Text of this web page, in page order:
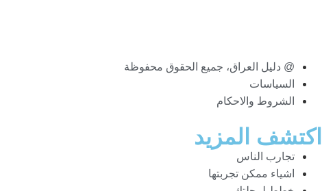
@ دليل العراق، جميع الحقوق محفوظة
السياسات
الشروط والاحكام
اكتشف المزيد
تجارب الناس
اشياء ممكن تجربتها